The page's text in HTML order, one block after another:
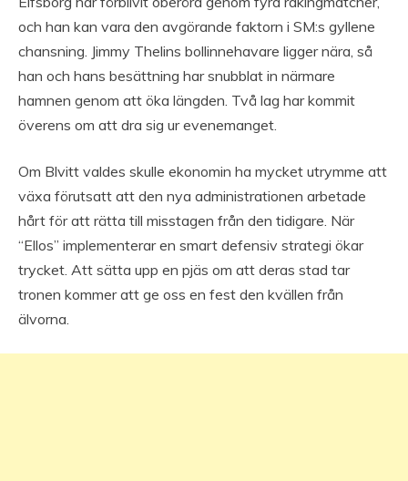
och han kan vara den avgörande faktorn i SM:s gyllene
chansning. Jimmy Thelins bollinnehavare ligger nära, så
han och hans besättning har snubblat in närmare
hamnen genom att öka längden. Två lag har kommit
överens om att dra sig ur evenemanget.
Om Blvitt valdes skulle ekonomin ha mycket utrymme att
växa förutsatt att den nya administrationen arbetade
hårt för att rätta till misstagen från den tidigare. När
“Ellos” implementerar en smart defensiv strategi ökar
trycket. Att sätta upp en pjäs om att deras stad tar
tronen kommer att ge oss en fest den kvällen från
älvorna.